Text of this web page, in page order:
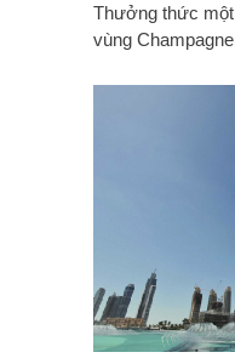
Thưởng thức
vùng